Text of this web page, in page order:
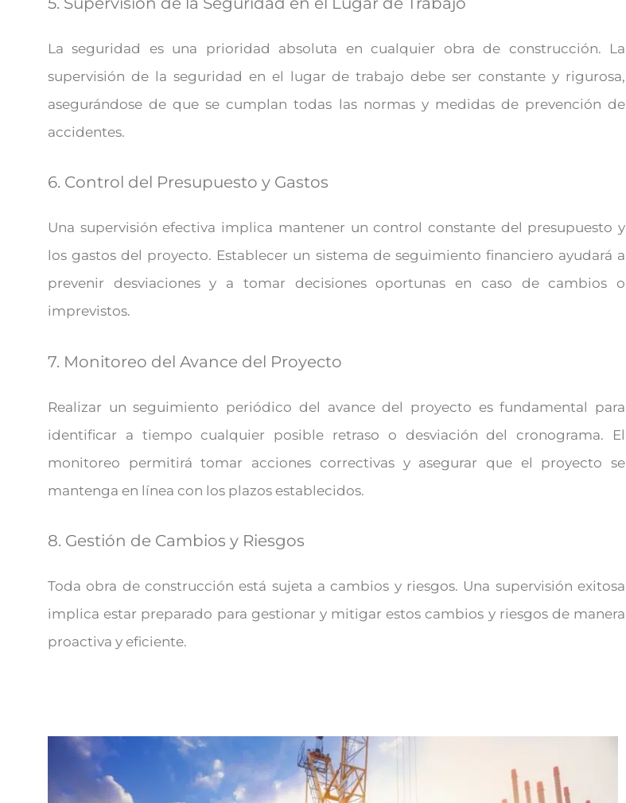
La seguridad es una prioridad absoluta en cualquier obra de construcción. La
supervisión de la seguridad en el lugar de trabajo debe ser constante y rigurosa,
asegurándose de que se cumplan todas las normas y medidas de prevención de
accidentes.
6. Control del Presupuesto y Gastos
Una supervisión efectiva implica mantener un control constante del presupuesto y
los gastos del proyecto. Establecer un sistema de seguimiento financiero ayudará a
prevenir desviaciones y a tomar decisiones oportunas en caso de cambios o
imprevistos.
7. Monitoreo del Avance del Proyecto
Realizar un seguimiento periódico del avance del proyecto es fundamental para
identificar a tiempo cualquier posible retraso o desviación del cronograma. El
monitoreo permitirá tomar acciones correctivas y asegurar que el proyecto se
mantenga en línea con los plazos establecidos.
8. Gestión de Cambios y Riesgos
Toda obra de construcción está sujeta a cambios y riesgos. Una supervisión exitosa
implica estar preparado para gestionar y mitigar estos cambios y riesgos de manera
proactiva y eficiente.